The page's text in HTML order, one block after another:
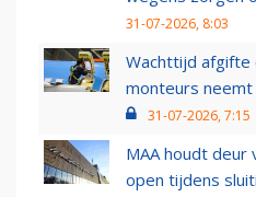
31-07-2026, 8:03
Wachttijd afgifte
monteurs
31-07-2026, 7:15
MAA houdt deur
open tijdens